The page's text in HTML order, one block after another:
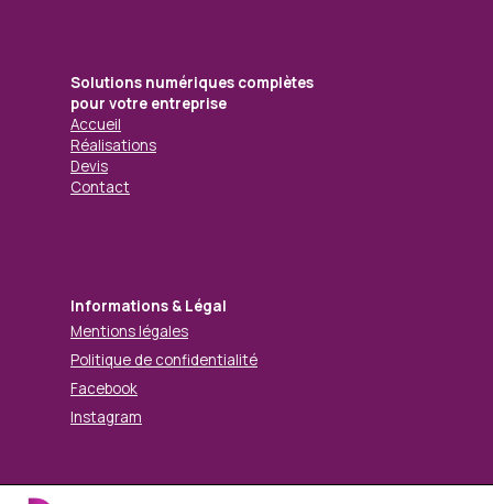
Solutions numériques complètes
pour votre entreprise
Accueil
Réalisations
Devis
Contact
Informations & Légal
Mentions légales
Politique de confidentialité
Facebook
Instagram